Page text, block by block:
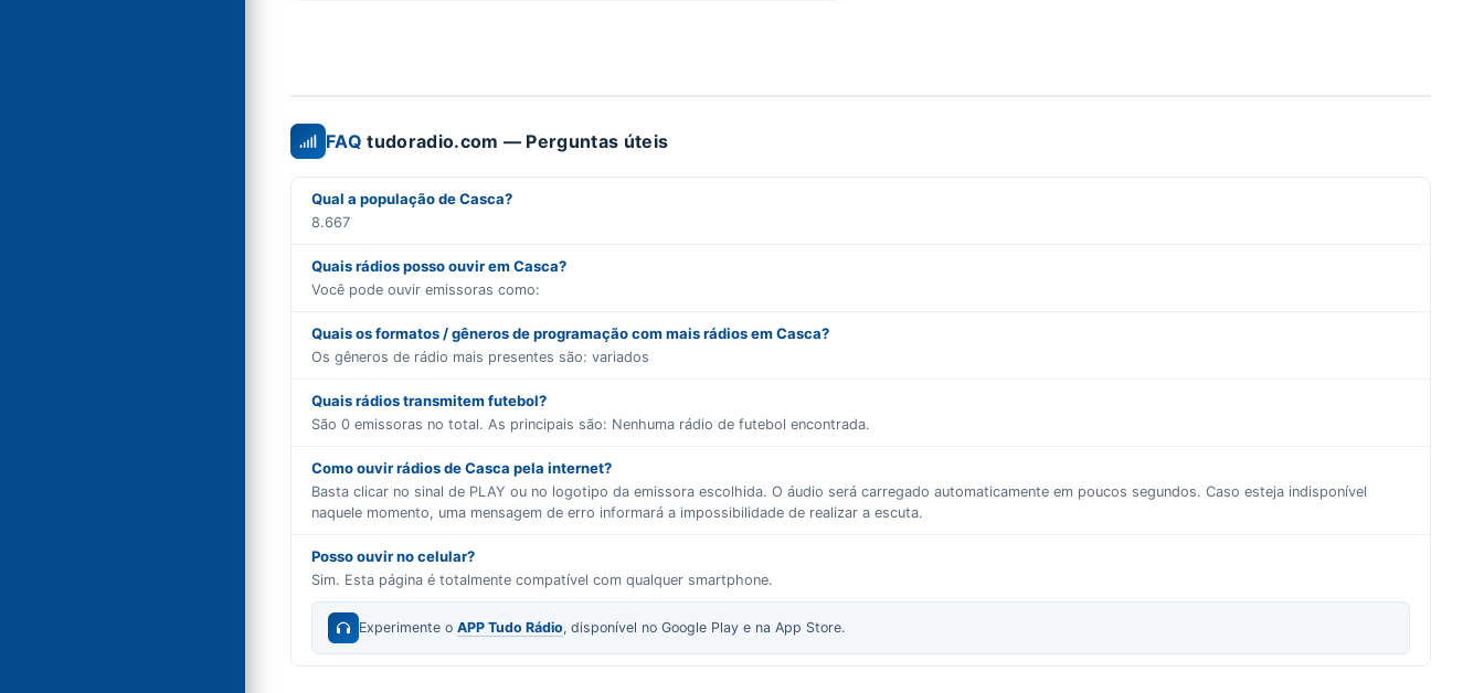
FAQ tudoradio.com — Perguntas úteis
Qual a população de Casca?
8.667
Quais rádios posso ouvir em Casca?
Você pode ouvir emissoras como:
Quais os formatos / gêneros de programação com mais rádios em Casca?
Os gêneros de rádio mais presentes são:variados
Quais rádios transmitem futebol?
São0 emissoras no total. As principais são: Nenhuma rádio de futebol encontrada.
Como ouvir rádios de Casca pela internet?
Basta clicar no sinal de PLAY ou no logotipo da emissora escolhida. O áudio será carregado automaticamente em poucos segundos. Caso esteja indisponível
naquele momento, uma mensagem de erro informará a impossibilidade de realizar a escuta.
Posso ouvir no celular?
Sim. Esta página é totalmente compatível com qualquer smartphone.
Experimente oAPP Tudo Rádio, disponível no Google Play e na App Store.